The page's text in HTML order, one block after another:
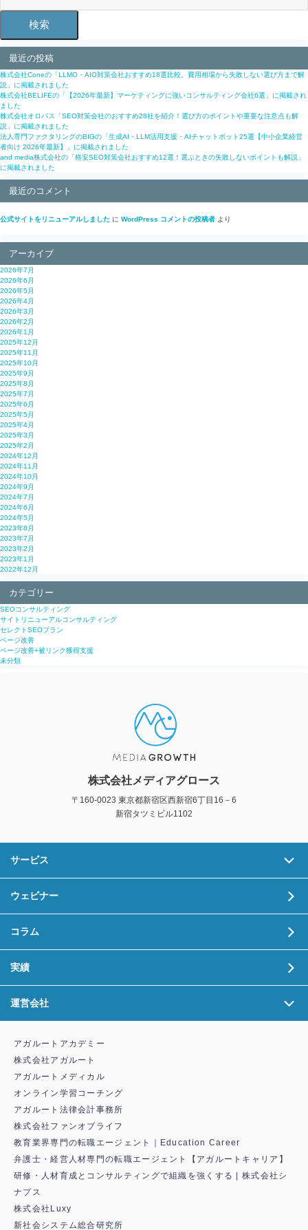
検索
最近の投稿
株式会社Coneの「LLMO・AIO対策会社おすすめ18選比較。費用相場から失敗しない選び方まで解
説」に掲載されました
株式会社BELIFEの「【2026年最新】マーケティングに強いコンサルティング会社6選」に掲載され
ました
株式会社オロパス「SEO対策会社のおすすめ28社を紹介！選び方のポイントや重要な注意点も解
説」に掲載されました
法人専門ファクタリングのBIGの「生成AI・LLM活用支援・AIチャットボット25選【中小企業経営
者向け 2026年最新】」に掲載されました
and media株式会社の「格安SEO対策会社おすすめ12選！選ぶときの失敗しないポイントも解説」
に掲載されました
最近のコメント
公式サイトをリニューアルしました に WordPress コメントの投稿者 より
アーカイブ
2026年7月
2026年6月
2026年5月
2026年4月
2026年3月
2026年2月
2026年1月
2025年12月
2025年11月
2025年10月
2025年9月
2025年8月
2025年7月
2025年6月
2025年5月
2025年4月
2025年3月
2025年2月
2024年12月
2024年11月
2024年10月
2024年9月
2024年7月
2024年6月
2024年5月
2023年8月
2023年7月
2023年2月
2023年1月
2022年12月
カテゴリー
SEOコンサルティング
サイトリニューアルコンサルティング
セレクトSEOプラン
ページ改善
ページ改善+被リンク獲得支援
未分類
サービス
ウェビナー
コラム
実績
運営会社
株式会社メディアグロース
〒160-0023 東京都新宿区西新宿6丁目16－6
新宿タツミビル1102
アガルートアカデミー
株式会社アガルート
アガルートメディカル
オンライン学習コーチング
アガルート法律会計事務所
株式会社ファンオブライフ
教育業界専門の転職エージェント｜Education Career
弁護士・経営人材専門の転職エージェント【アガルートキャリア】
研修・人材育成とコンサルティングで組織を強くする | 株式会社シ
ナプス
株式会社Luxy
新社会システム総合研究所